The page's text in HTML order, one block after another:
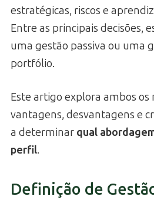
estratégicas, riscos e
Entre as principais decisões,
uma gestão passiva ou uma
portfólio.
Este artigo explora ambos os
vantagens, desvantagens e
a determinar qual
perfil.
Definição de